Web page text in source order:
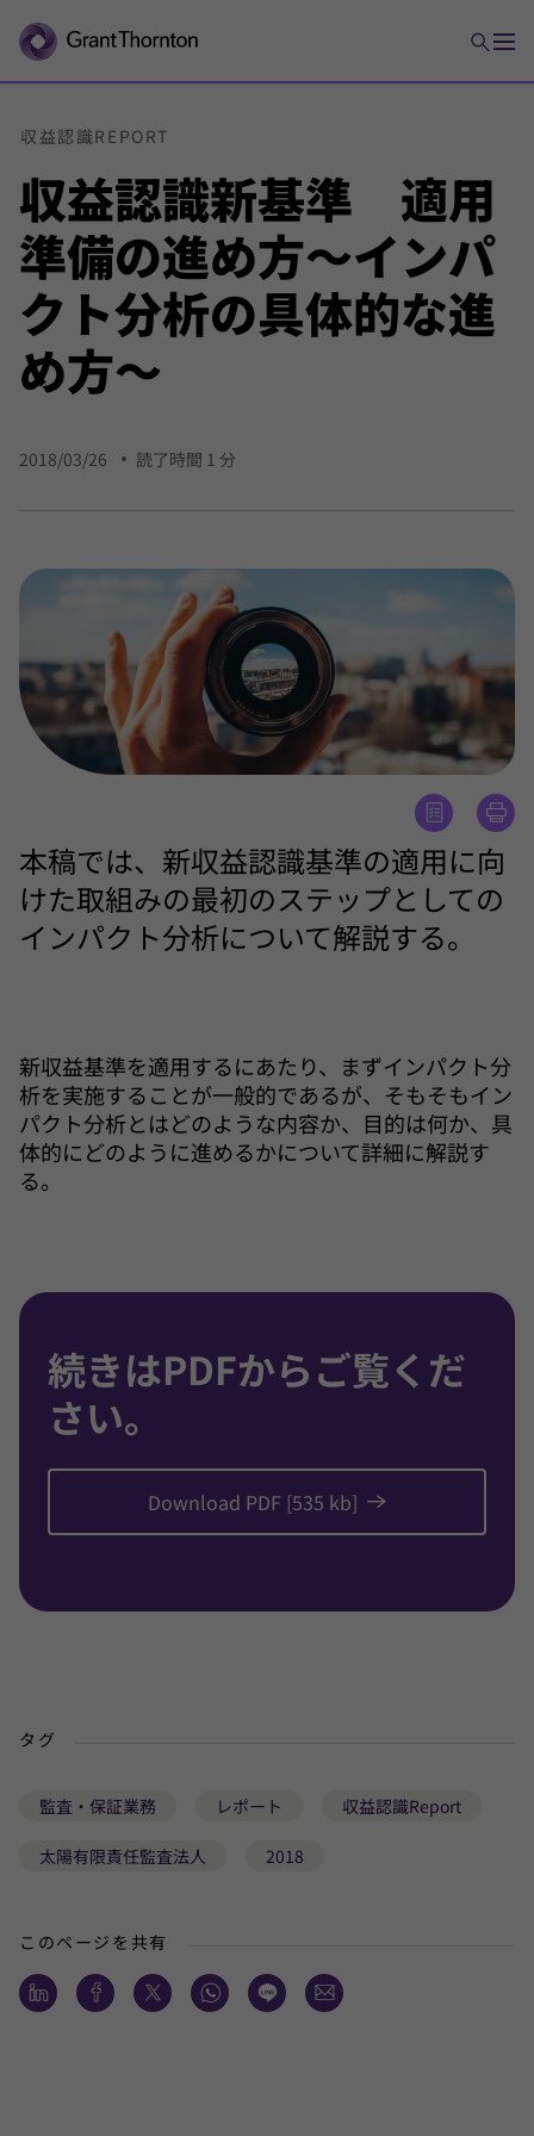
収益認識新基準 適用
準備の進め方～インパ
クト分析の具体的な進
め方～
収益認識REPORT
2018/03/26 読了時間 1 分
本稿では、新収益認識基準の適用に向
けた取組みの最初のステップとしての
インパクト分析について解説する。
新収益基準を適用するにあたり、まずインパクト分
析を実施することが一般的であるが、そもそもイン
パクト分析とはどのような内容か、目的は何か、具
体的にどのように進めるかについて詳細に解説す
る。
続きはPDFからご覧くだ
さい。
Download PDF [535 kb]
タグ
監査・保証業務 レポート 収益認識Report
太陽有限責任監査法人 2018
このページを共有